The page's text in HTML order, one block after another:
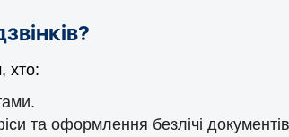
хто:
та оформлення безлічі